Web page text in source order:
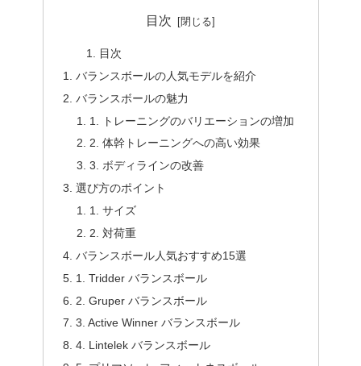
目次
目次
バランスボールの人気モデルを紹介
バランスボールの魅力
1. トレーニングのバリエーションの増加
2. 体幹トレーニングへの高い効果
3. ボディラインの改善
選び方のポイント
1. サイズ
2. 対荷重
バランスボール人気おすすめ15選
1. Tridder バランスボール
2. Gruper バランスボール
3. Active Winner バランスボール
4. Lintelek バランスボール